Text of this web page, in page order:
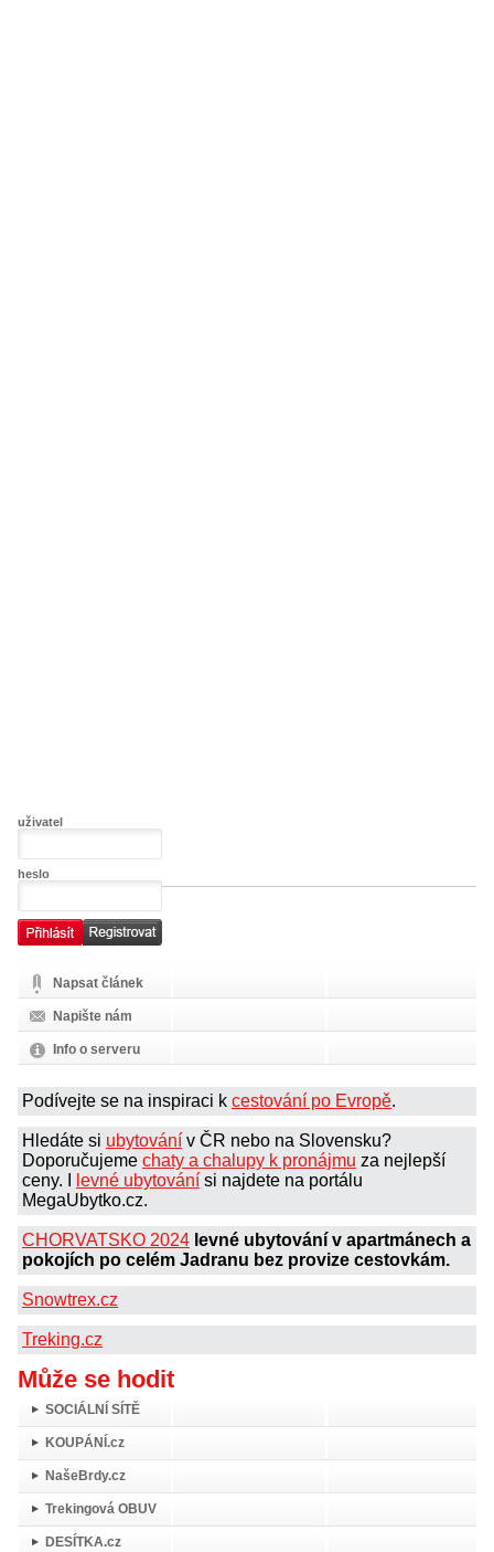
uživatel
heslo
Napsat článek
Napište nám
Info o serveru
Podívejte se na inspiraci k cestování po Evropě.
Hledáte si ubytování v ČR nebo na Slovensku?
Doporučujeme chaty a chalupy k pronájmu za nejlepší
ceny. I
levné ubytování si najdete na portálu
MegaUbytko.cz.
CHORVATSKO 2024 levné ubytování v apartmánech a
pokojích po celém Jadranu bez provize cestovkám.
Snowtrex.cz
Treking.cz
Může se hodit
SOCIÁLNÍ SÍTĚ
KOUPÁNÍ.cz
NašeBrdy.cz
Trekingová OBUV
DESÍTKA.cz